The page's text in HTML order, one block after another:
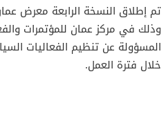
2
3
تم إطلاق النسخة الرابعة معرض
وذلك في مركز عمان للمؤتمرات
المسؤولة عن تنظيم الفعاليات
خلال فترة العمل.